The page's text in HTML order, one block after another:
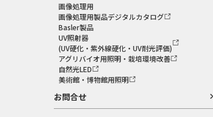
画像処理用
画像処理用製品デジタルカタログ
Basler製品
UV照射器
(UV硬化・紫外線硬化・UV耐光評価)
アグリバイオ用照明・栽培環境改善
自然光LED
美術館・博物館用照明
お問合せ